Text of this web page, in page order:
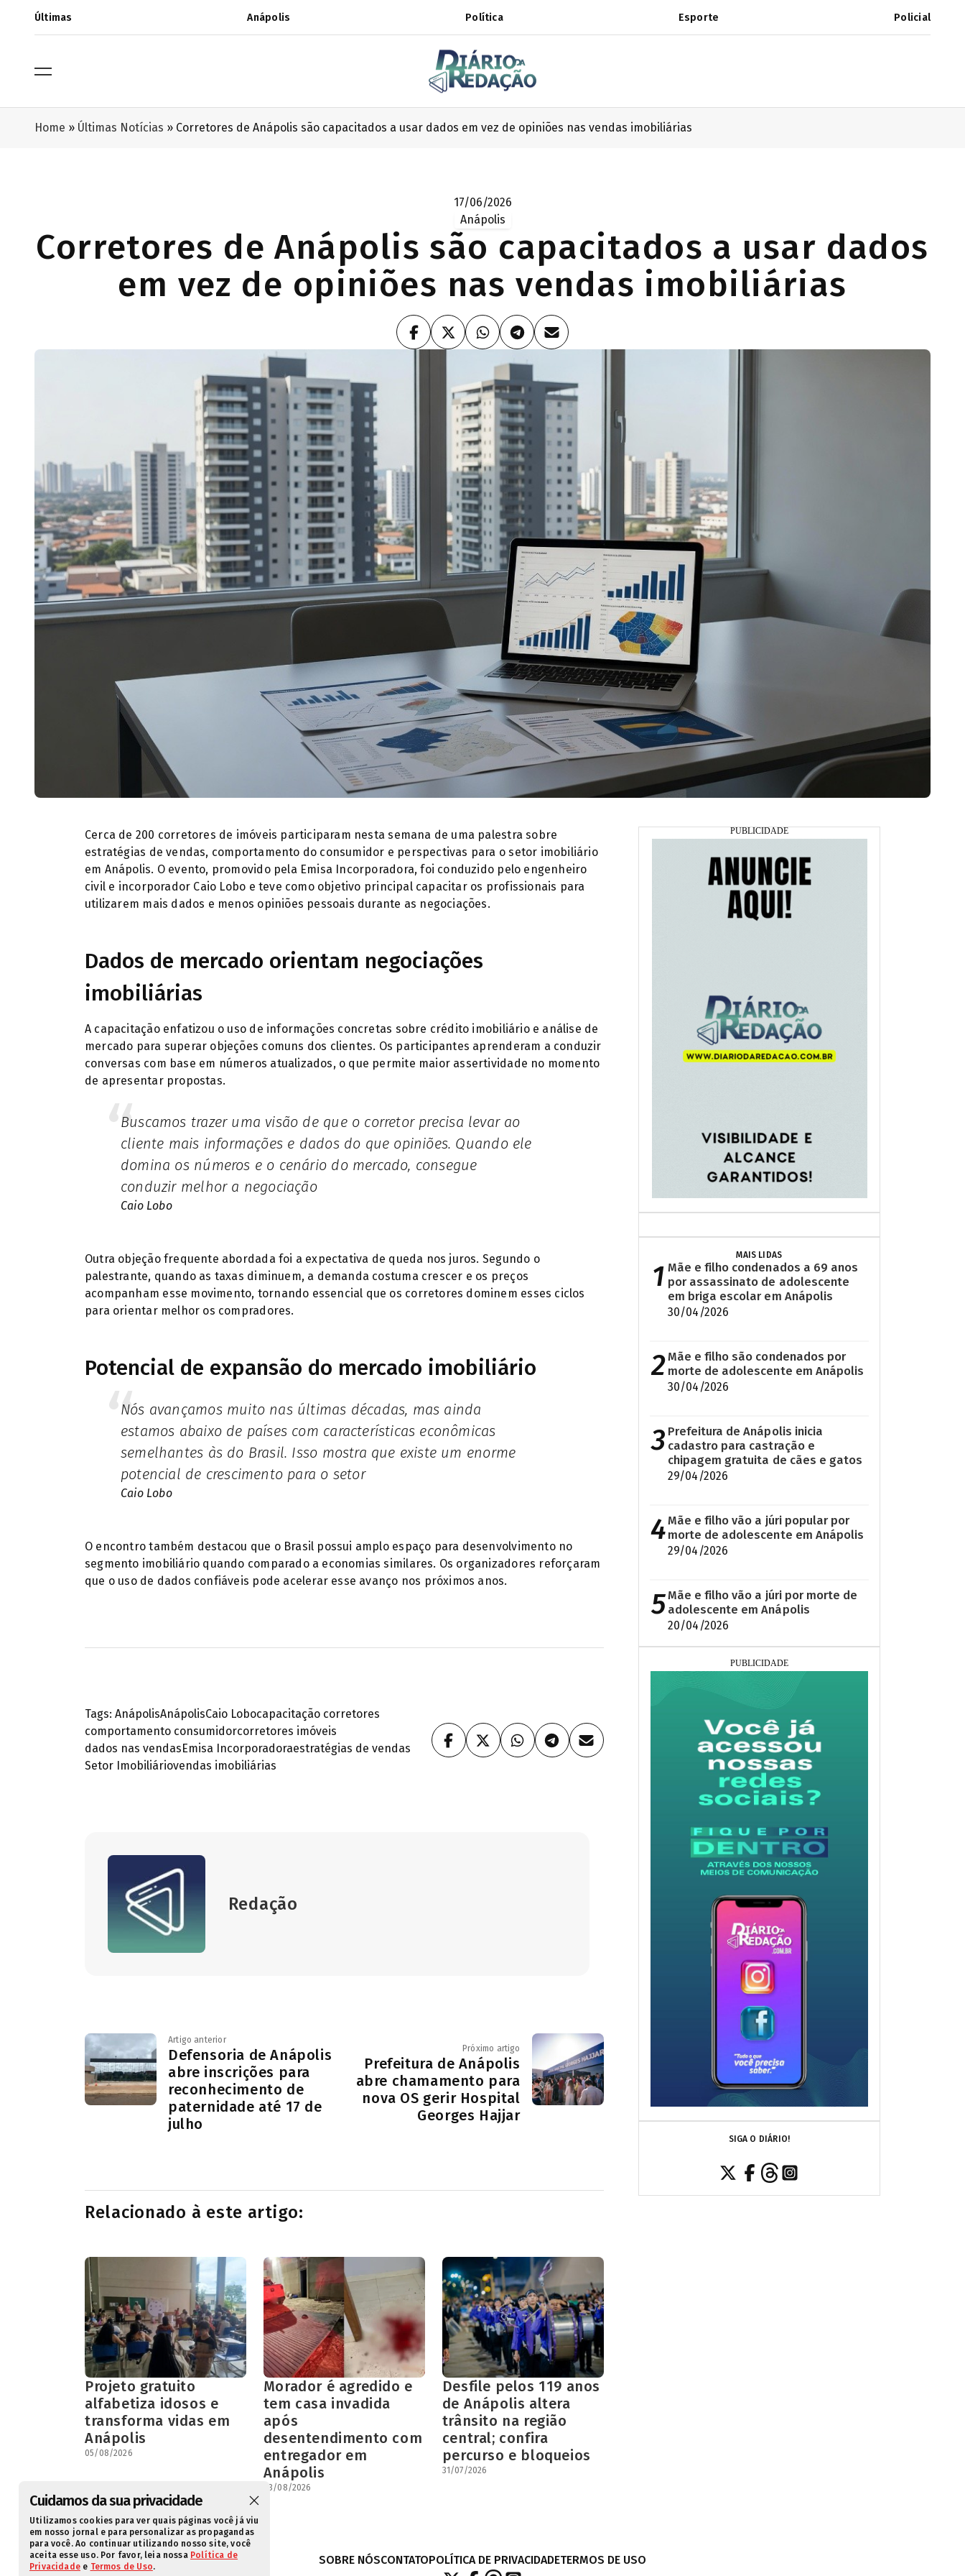
Cuidamos da sua privacidade
Utilizamos cookies para ver quais páginas você já viu
em nosso jornal e para personalizar as propagandas
para você. Ao continuar utilizando nosso site, você
aceita esse uso. Por favor, leia nossa Política de
Privacidadee Termos de Uso.
Últimas Anápolis Política Esporte Policial
Home » Últimas Notícias » Corretores de Anápolis são capacitados a usar dados em vez de opiniões nas vendas imobiliárias
17/06/2026
Anápolis
Corretores de Anápolis são capacitados a usar dados
em vez de opiniões nas vendas imobiliárias
Especialista, Caio Lobo, defendeu que profissionais utilizem informações de mercado para auxiliar clientes durante a tomada de decisão. (Foto: Divulgação)
Cerca de 200 corretores de imóveis participaram nesta semana de uma palestra sobre
estratégias de vendas, comportamento do consumidor e perspectivas para o setor imobiliário
em Anápolis. O evento, promovido pela Emisa Incorporadora, foi conduzido pelo engenheiro
civil e incorporador Caio Lobo e teve como objetivo principal capacitar os profissionais para
utilizarem mais dados e menos opiniões pessoais durante as negociações.
Dados de mercado orientam negociações
imobiliárias
A capacitação enfatizou o uso de informações concretas sobre crédito imobiliário e análise de
mercado para superar objeções comuns dos clientes. Os participantes aprenderam a conduzir
conversas com base em números atualizados, o que permite maior assertividade no momento
de apresentar propostas.
Buscamos trazer uma visão de que o corretor precisa levar ao
cliente mais informações e dados do que opiniões. Quando ele
domina os números e o cenário do mercado, consegue
conduzir melhor a negociação
Caio Lobo
Outra objeção frequente abordada foi a expectativa de queda nos juros. Segundo o
palestrante, quando as taxas diminuem, a demanda costuma crescer e os preços
acompanham esse movimento, tornando essencial que os corretores dominem esses ciclos
para orientar melhor os compradores.
Potencial de expansão do mercado imobiliário
Nós avançamos muito nas últimas décadas, mas ainda
estamos abaixo de países com características econômicas
semelhantes às do Brasil. Isso mostra que existe um enorme
potencial de crescimento para o setor
Caio Lobo
O encontro também destacou que o Brasil possui amplo espaço para desenvolvimento no
segmento imobiliário quando comparado a economias similares. Os organizadores reforçaram
que o uso de dados confiáveis pode acelerar esse avanço nos próximos anos.
Tags: AnápolisAnápolisCaio Lobocapacitação corretores
comportamento consumidorcorretores imóveis
dados nas vendasEmisa Incorporadoraestratégias de vendas
Setor Imobiliáriovendas imobiliárias
Redação
Artigo anterior
Defensoria de Anápolis
abre inscrições para
reconhecimento de
paternidade até 17 de
julho
Próximo artigo
Prefeitura de Anápolis
abre chamamento para
nova OS gerir Hospital
Georges Hajjar
Relacionado à este artigo:
Projeto gratuito
alfabetiza idosos e
transforma vidas em
Anápolis
05/08/2026
Morador é agredido e
tem casa invadida
após
desentendimento com
entregador em
Anápolis
03/08/2026
Desfile pelos 119 anos
de Anápolis altera
trânsito na região
central; confira
percurso e bloqueios
31/07/2026
MAIS LIDAS
1 Mãe e filho condenados a 69 anos
por assassinato de adolescente
em briga escolar em Anápolis
30/04/2026
2Mãe e filho são condenados por
morte de adolescente em Anápolis
30/04/2026
3 Prefeitura de Anápolis inicia
cadastro para castração e
chipagem gratuita de cães e gatos
29/04/2026
4Mãe e filho vão a júri popular por
morte de adolescente em Anápolis
29/04/2026
5Mãe e filho vão a júri por morte de
adolescente em Anápolis
20/04/2026
SIGA O DIÁRIO!
SOBRE NÓSCONTATOPOLÍTICA DE PRIVACIDADETERMOS DE USO